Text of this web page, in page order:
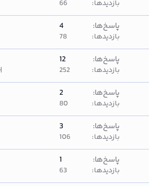
بازدیدها 66
پاسخ‌ها 4
بازدیدها 78
پاسخ‌ها 12
بازدیدها 252
پاسخ‌ها 2
بازدیدها 80
پاسخ‌ها 3
بازدیدها 106
پاسخ‌ها 1
بازدیدها 63